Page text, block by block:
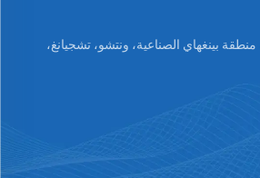
منطقة بينغهاي الصناعية، ونتشو، تشجيانغ،